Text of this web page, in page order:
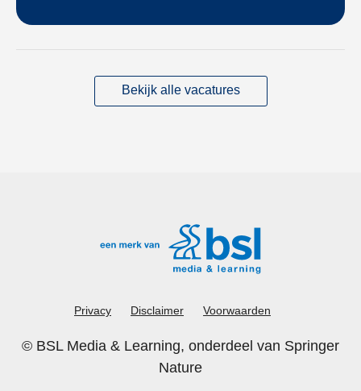
Bekijk alle vacatures
Privacy Disclaimer Voorwaarden
© BSL Media & Learning, onderdeel van Springer
Nature